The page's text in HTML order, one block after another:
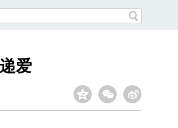
爱